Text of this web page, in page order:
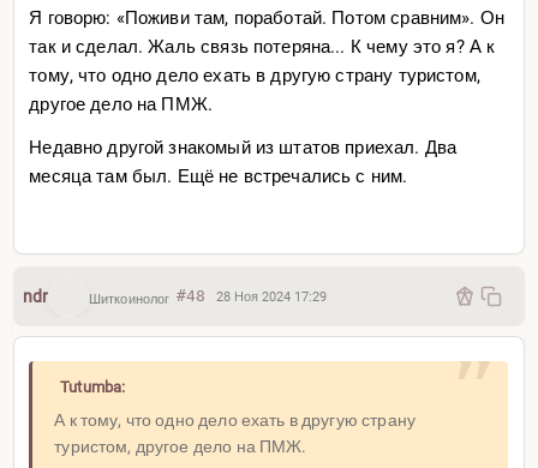
Я говорю: «Поживи там, поработай. Потом сравним». Он
так и сделал. Жаль связь потеряна... К чему это я? А к
тому, что одно дело ехать в другую страну туристом,
другое дело на ПМЖ.
Недавно другой знакомый из штатов приехал. Два
месяца там был. Ещё не встречались с ним.
ndr Шиткоинолог #48 28 Ноя 2024 17:29
Tutumba:
А к тому, что одно дело ехать в другую страну
туристом, другое дело на ПМЖ.